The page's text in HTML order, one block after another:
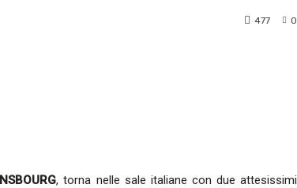
0
477
, torna nelle sale italiane con due attesissimi